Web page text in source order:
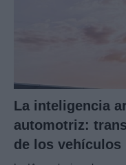
La inteligencia
automotriz:
de los vehículos